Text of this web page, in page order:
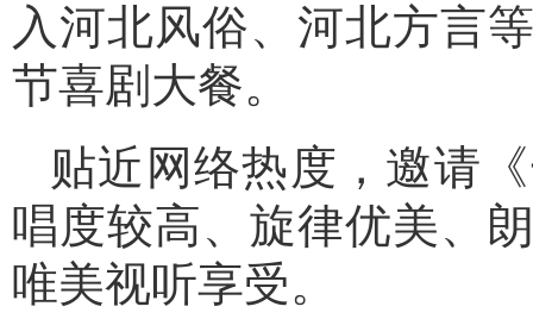
入河北风俗、河北方言
节喜剧大餐。
贴近网络热度，邀请
唱度较高、旋律优美、
唯美视听享受。